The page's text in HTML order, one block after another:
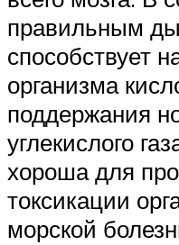
правильным
способствует
организма
поддержания
углекислого
хороша для
токсикации
морской